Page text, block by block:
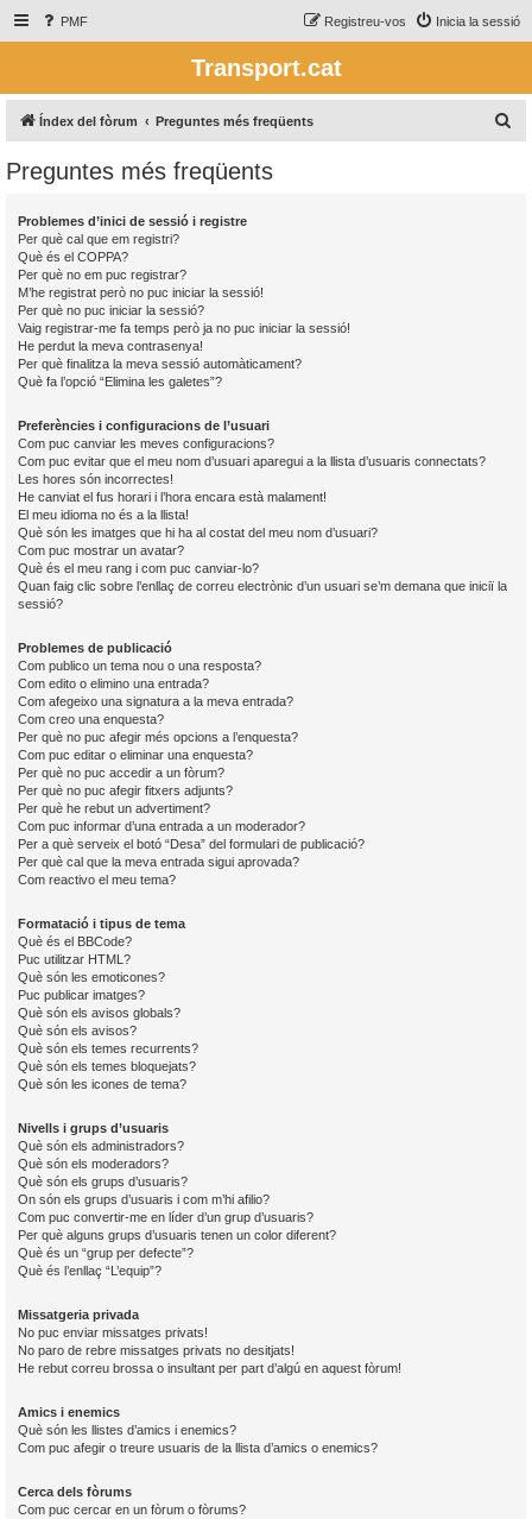
PMF Inicia la sessió
Registreu-vos
Transport.cat
Índex del fòrum Preguntes més freqüents
Preguntes més freqüents
Problemes d’inici de sessió i registre
Per què cal que em registri?
Què és el COPPA?
Per què no em puc registrar?
M’he registrat però no puc iniciar la sessió!
Per què no puc iniciar la sessió?
Vaig registrar-me fa temps però ja no puc iniciar la sessió!
He perdut la meva contrasenya!
Per què finalitza la meva sessió automàticament?
Què fa l’opció “Elimina les galetes”?
Preferències i configuracions de l’usuari
Com puc canviar les meves configuracions?
Com puc evitar que el meu nom d’usuari aparegui a la llista d’usuaris connectats?
Les hores són incorrectes!
He canviat el fus horari i l’hora encara està malament!
El meu idioma no és a la llista!
Què són les imatges que hi ha al costat del meu nom d’usuari?
Com puc mostrar un avatar?
Què és el meu rang i com puc canviar-lo?
Quan faig clic sobre l’enllaç de correu electrònic d’un usuari se’m demana que iniciï la
sessió?
Problemes de publicació
Com publico un tema nou o una resposta?
Com edito o elimino una entrada?
Com afegeixo una signatura a la meva entrada?
Com creo una enquesta?
Per què no puc afegir més opcions a l’enquesta?
Com puc editar o eliminar una enquesta?
Per què no puc accedir a un fòrum?
Per què no puc afegir fitxers adjunts?
Per què he rebut un advertiment?
Com puc informar d’una entrada a un moderador?
Per a què serveix el botó “Desa” del formulari de publicació?
Per què cal que la meva entrada sigui aprovada?
Com reactivo el meu tema?
Formatació i tipus de tema
Què és el BBCode?
Puc utilitzar HTML?
Què són les emoticones?
Puc publicar imatges?
Què són els avisos globals?
Què són els avisos?
Què són els temes recurrents?
Què són els temes bloquejats?
Què són les icones de tema?
Nivells i grups d’usuaris
Què són els administradors?
Què són els moderadors?
Què són els grups d’usuaris?
On són els grups d’usuaris i com m’hi afilio?
Com puc convertir-me en líder d’un grup d’usuaris?
Per què alguns grups d’usuaris tenen un color diferent?
Què és un “grup per defecte”?
Què és l’enllaç “L’equip”?
Missatgeria privada
No puc enviar missatges privats!
No paro de rebre missatges privats no desitjats!
He rebut correu brossa o insultant per part d’algú en aquest fòrum!
Amics i enemics
Què són les llistes d’amics i enemics?
Com puc afegir o treure usuaris de la llista d’amics o enemics?
Cerca dels fòrums
Com puc cercar en un fòrum o fòrums?